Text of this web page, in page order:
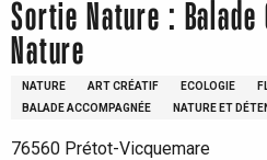
Sortie Nature :
Nature
NATURE ART CRÉATIF ECOLOGIE
BALADE ACCOMPAGNÉE
NATURE ET
76560 Prétot-Vicquemare